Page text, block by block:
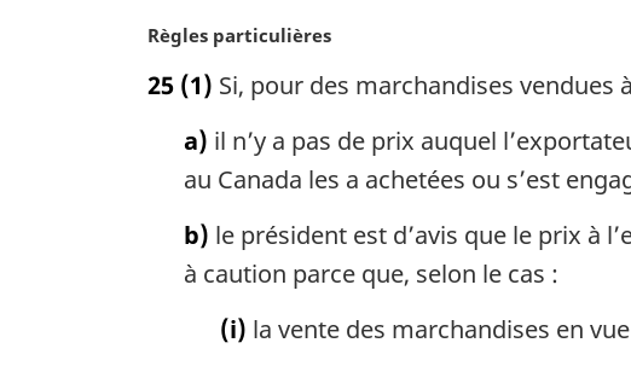
N
t
Règles particulières
25 (1) Si, pour des marchandises vendues
a) il n’y a pas de prix auquel
au Canada les a achetées ou s’est
b) le président est d’avis que le prix à
à caution parce que, selon le cas :
(i) la vente des marchandises en